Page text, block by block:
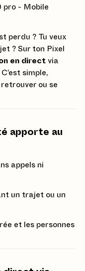
perdu ? Tu veux
? Sur ton Pixel
en direct via
C’est simple,
ou se
apporte au
appels ni
un trajet ou un
et les personnes